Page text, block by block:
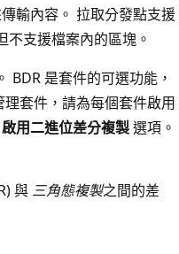
輸內容。 拉取分發點支援
支援檔案內的區塊。
BDR 是套件的可選功能，
套件，請為每個套件啟用
啟用二進位差分複製選項。
與 三角態複製之間的差